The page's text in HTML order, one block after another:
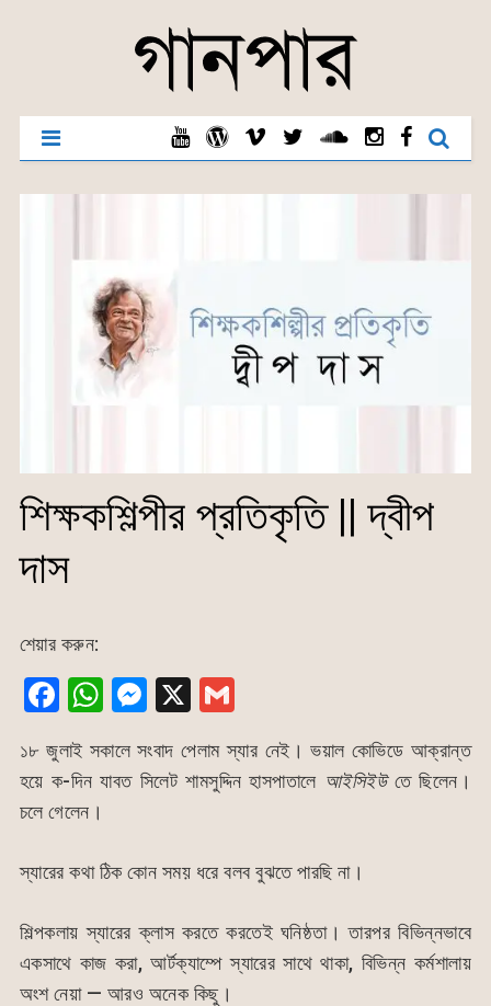
শিক্ষকশিল্পীর প্রতিকৃতি || দ্বীপ
দাস
শেয়ার করুন:
F
c
e
o
k
W
at
s
p
M
s
s
n
er
X G
ai
l
১৮ জুলাই সকালে সংবাদ পেলাম স্যার নেই। ভয়াল কোভিডে আক্রান্ত
হয়ে ক-দিন যাবত সিলেট শামসুদ্দিন হাসপাতালে আইসিইউতে ছিলেন।
চলে গেলেন।
স্যারের কথা ঠিক কোন সময় ধরে বলব বুঝতে পারছি না।
শিল্পকলায় স্যারের ক্লাস করতে করতেই ঘনিষ্ঠতা। তারপর বিভিন্নভাবে
একসাথে কাজ করা, আর্টক্যাম্পে স্যারের সাথে থাকা, বিভিন্ন কর্মশালায়
অংশ নেয়া — আরও অনেক কিছু।